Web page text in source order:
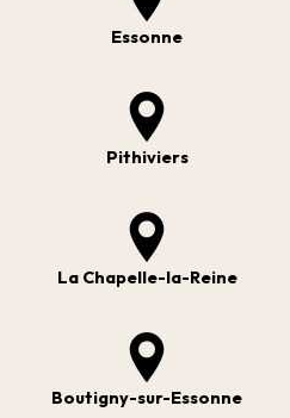
Essonne
Pithiviers
La Chapelle-la-Reine
Boutigny-sur-Essonne